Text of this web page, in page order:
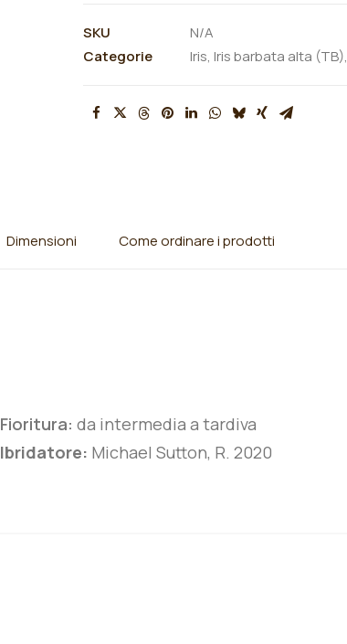
SKU
N/A
Categorie
Iris, Iris barbata alta (TB),
Dimensioni Come ordinare i prodotti
Fioritura: da intermedia a tardiva
Ibridatore: Michael Sutton, R. 2020